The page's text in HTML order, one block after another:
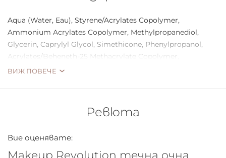
Aqua (Water, Eau), Styrene/Acrylates Copolymer,
Ammonium Acrylates Copolymer, Methylpropanediol,
Glycerin, Caprylyl Glycol, Simethicone, Phenylpropanol,
Acrylates/Beheneth-25 Methacrylate Copolymer,
Aminomethyl Propanol, Phenoxyethanol, Sodium
ВИЖ ПОВЕЧЕ
Ревюта
Вие оценявате: